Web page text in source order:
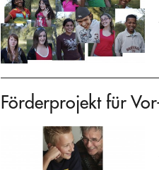
Förderprojekt für